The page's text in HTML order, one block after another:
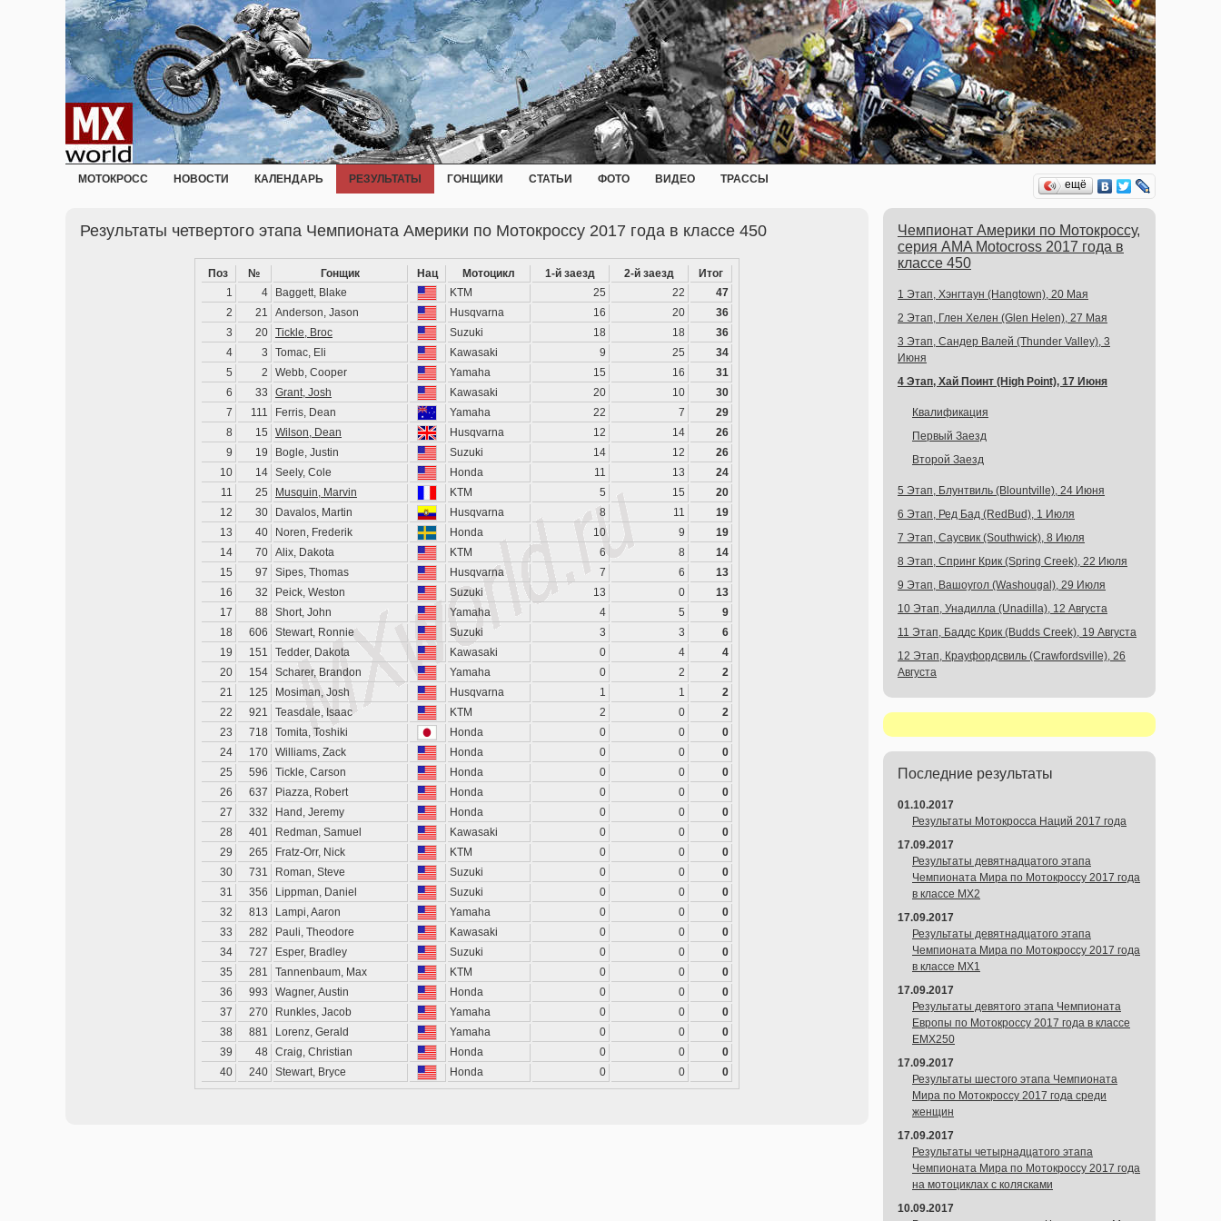
МОТОКРОСС НОВОСТИ КАЛЕНДАРЬ РЕЗУЛЬТАТЫ ГОНЩИКИ СТАТЬИ ФОТО ВИДЕО ТРАССЫ ещё
Результаты четвертого этапа Чемпионата Америки по Мотокроссу 2017 года в классе 450
Поз № Гонщик Нац Мотоцикл 1-й заезд 2-й заезд
Итог
1
4 Baggett, Blake KTM 25 22
47
2
21 Anderson, Jason Husqvarna 16 20
36
3
20 Tickle, Broc Suzuki 18 18
36
4
3 Tomac, Eli Kawasaki 9 25
34
5
2 Webb, Cooper Yamaha 15 16
31
6
33 Grant, Josh Kawasaki 20 10
30
7
111 Ferris, Dean Yamaha 22 7
29
8
15 Wilson, Dean Husqvarna 12 14
26
9
19 Bogle, Justin Suzuki 14 12
26
10
14 Seely, Cole Honda 11 13
24
11
25 Musquin, Marvin KTM 5 15
20
12
30 Davalos, Martin Husqvarna 8 11
19
13
40 Noren, Frederik Honda 10 9
19
14
70 Alix, Dakota KTM 6 8
14
15
97 Sipes, Thomas Husqvarna 7 6
13
16
32 Peick, Weston Suzuki 13 0
13
17
88 Short, John Yamaha 4 5
9
18
606 Stewart, Ronnie Suzuki 3 3
6
19
151 Tedder, Dakota Kawasaki 0 4
4
20
154 Scharer, Brandon Yamaha 0 2
2
21
125 Mosiman, Josh Husqvarna 1 1
2
22
921 Teasdale, Isaac KTM 2 0
2
23
718 Tomita, Toshiki Honda 0 0
0
24
170 Williams, Zack Honda 0 0
0
25
596 Tickle, Carson Honda 0 0
0
26
637 Piazza, Robert Honda 0 0
0
27
332 Hand, Jeremy Honda 0 0
0
28
401 Redman, Samuel Kawasaki 0 0
0
29
265 Fratz-Orr, Nick KTM 0 0
0
30
731 Roman, Steve Suzuki 0 0
0
31
356 Lippman, Daniel Suzuki 0 0
0
32
813 Lampi, Aaron Yamaha 0 0
0
33
282 Pauli, Theodore Kawasaki 0 0
0
34
727 Esper, Bradley Suzuki 0 0
0
35
281 Tannenbaum, Max KTM 0 0
0
36
993 Wagner, Austin Honda 0 0
0
37
270 Runkles, Jacob Yamaha 0 0
0
38
881 Lorenz, Gerald Yamaha 0 0
0
39
48 Craig, Christian Honda 0 0
0
40
240 Stewart, Bryce Honda 0 0 0
Чемпионат Америки по Мотокроссу,
серия AMA Motocross 2017 года в
классе 450
1 Этап, Хэнгтаун (Hangtown), 20 Мая
2 Этап, Глен Хелен (Glen Helen), 27 Мая
3 Этап, Сандер Валей (Thunder Valley), 3
Июня
4 Этап, Хай Поинт (High Point), 17 Июня
Квалификация
Первый Заезд
Второй Заезд
5 Этап, Блунтвиль (Blountville), 24 Июня
6 Этап, Ред Бад (RedBud), 1 Июля
7 Этап, Саусвик (Southwick), 8 Июля
8 Этап, Спринг Крик (Spring Creek), 22 Июля
9 Этап, Вашоугол (Washougal), 29 Июля
10 Этап, Унадилла (Unadilla), 12 Августа
11 Этап, Баддс Крик (Budds Creek), 19 Августа
12 Этап, Крауфордсвиль (Crawfordsville), 26
Августа
Последние результаты
01.10.2017
Результаты Мотокросса Наций 2017 года
17.09.2017
Результаты девятнадцатого этапа
Чемпионата Мира по Мотокроссу 2017 года
в классе MX2
17.09.2017
Результаты девятнадцатого этапа
Чемпионата Мира по Мотокроссу 2017 года
в классе MX1
17.09.2017
Результаты девятого этапа Чемпионата
Европы по Мотокроссу 2017 года в классе
EMX250
17.09.2017
Результаты шестого этапа Чемпионата
Мира по Мотокроссу 2017 года среди
женщин
17.09.2017
Результаты четырнадцатого этапа
Чемпионата Мира по Мотокроссу 2017 года
на мотоциклах с колясками
10.09.2017